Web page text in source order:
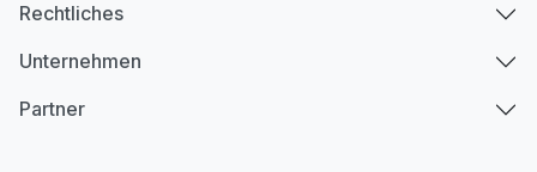
Rechtliches
Unternehmen
Partner